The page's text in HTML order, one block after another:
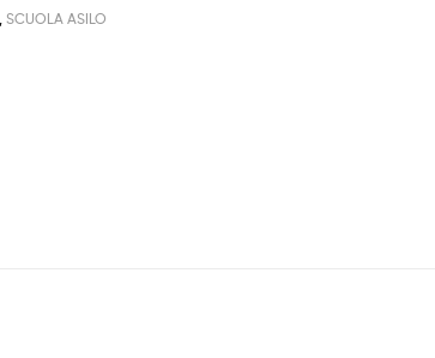
,SCUOLA ASILO